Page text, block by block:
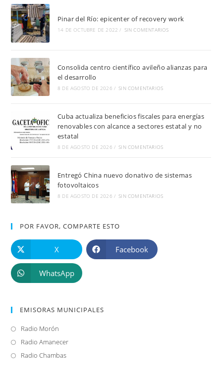
Pinar del Río: epicenter of recovery work
14 DE OCTUBRE DE 2022 / SIN COMENTARIOS
Consolida centro científico avileño alianzas para
el desarrollo
8 DE AGOSTO DE 2026 / SIN COMENTARIOS
Cuba actualiza beneficios fiscales para energías
renovables con alcance a sectores estatal y no
estatal
8 DE AGOSTO DE 2026 / SIN COMENTARIOS
Entregó China nuevo donativo de sistemas
fotovoltaicos
8 DE AGOSTO DE 2026 / SIN COMENTARIOS
POR FAVOR, COMPARTE ESTO
X Facebook
WhatsApp
EMISORAS MUNICIPALES
Radio Morón
abre
en
Radio AmanecerSe
Radio ChambasSe